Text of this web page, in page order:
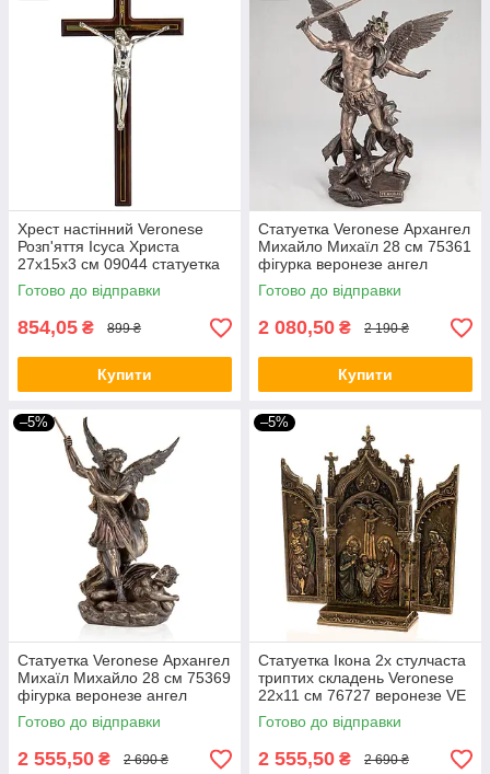
Хрест настінний Veronese
Розп'яття Ісуса Христа
27х15х3 см 09044 статуетка
веронезе Ісус Христос VE
Готово до відправки
854,05 ₴ 899 ₴
Купити
Статуетка Veronese Архангел
Михайло Михаїл 28 см 75361
фігурка веронезе ангел
архістратиг VE
Готово до відправки
2 080,50 ₴ 2 190 ₴
Купити
–5%
Статуетка Veronese Архангел
Михаїл Михайло 28 см 75369
фігурка веронезе ангел
архістратиг VE
Готово до відправки
2 555,50 ₴ 2 690 ₴
–5%
Статуетка Ікона 2х стулчаста
триптих складень Veronese
22х11 см 76727 веронезе VE
Готово до відправки
2 555,50 ₴ 2 690 ₴